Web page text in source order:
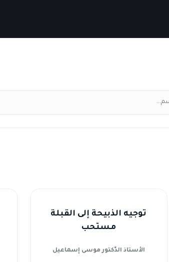
توجيه الذبيحة إلى القبلة
مستحب
الأستاذ الدّكتور موسى إسماعيل